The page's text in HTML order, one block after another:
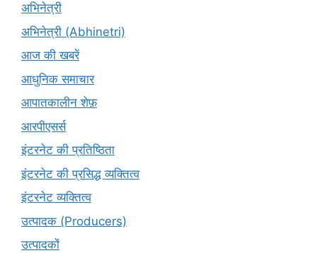
अभिनेत्री
अभिनेत्री (Abhinetri)
आज की खबरें
आधुनिक समाचार
आपातकालीन शेफ़
आरपीएसर्स
इंटरनेट की प्रतिष्ठिता
इंटरनेट की प्रसिद्ध व्यक्तित्व
इंटरनेट व्यक्तित्व
उत्पादक (Producers)
उत्पादकों